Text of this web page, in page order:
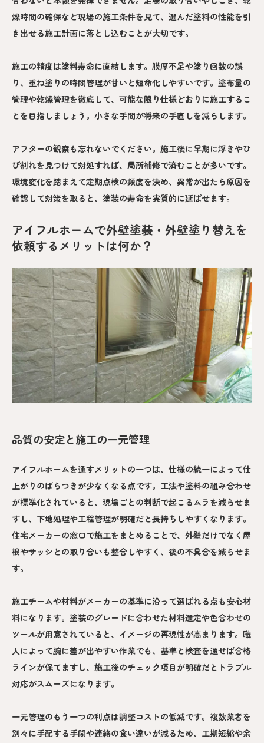
燥時間の確保など現場の施工条件を見て、選んだ塗料の性能を引
き出せる施工計画に落とし込むことが大切です。
施工の精度は塗料寿命に直結します。膜厚不足や塗り回数の誤
り、重ね塗りの時間管理が甘いと短命化しやすいです。塗布量の
管理や乾燥管理を徹底して、可能な限り仕様どおりに施工するこ
とを目指しましょう。小さな手間が将来の手直しを減らします。
アフターの観察も忘れないでください。施工後に早期に浮きやひ
び割れを見つけて対処すれば、局所補修で済むことが多いです。
環境変化を踏まえて定期点検の頻度を決め、異常が出たら原因を
確認して対策を取ると、塗装の寿命を実質的に延ばせます。
アイフルホームで外壁塗装・外壁塗り替えを
依頼するメリットは何か？
品質の安定と施工の一元管理
アイフルホームを通すメリットの一つは、仕様の統一によって仕
上がりのばらつきが少なくなる点です。工法や塗料の組み合わせ
が標準化されていると、現場ごとの判断で起こるムラを減らせま
すし、下地処理や工程管理が明確だと長持ちしやすくなります。
住宅メーカーの窓口で施工をまとめることで、外壁だけでなく屋
根やサッシとの取り合いも整合しやすく、後の不具合を減らせま
す。
施工チームや材料がメーカーの基準に沿って選ばれる点も安心材
料になります。塗装のグレードに合わせた材料選定や色合わせの
ツールが用意されていると、イメージの再現性が高まります。職
人によって腕に差が出やすい作業でも、基準と検査を通せば合格
ラインが保てますし、施工後のチェック項目が明確だとトラブル
対応がスムーズになります。
一元管理のもう一つの利点は調整コストの低減です。複数業者を
別々に手配する手間や連絡の食い違いが減るため、工期短縮や余